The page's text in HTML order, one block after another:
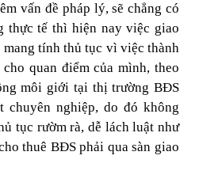
vấn đề pháp lý, sẽ chẳng có
thực tế thì hiện nay việc giao
tính thủ tục vì việc thành
quan điểm của mình, theo
môi giới tại thị trường BĐS
chuyên nghiệp, do đó không
tục rườm rà, dễ lách luật như
thuê BĐS phải qua sàn giao